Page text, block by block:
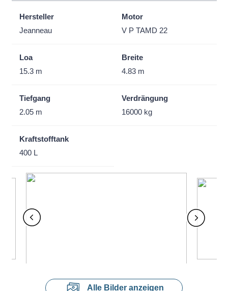
Hersteller
Jeanneau
Motor
V P TAMD 22
Loa
15.3 m
Breite
4.83 m
Tiefgang
2.05 m
Verdrängung
16000 kg
Kraftstofftank
400 L
Alle Bilder anzeigen